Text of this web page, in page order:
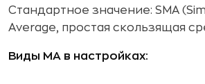
Стандартное значение: SMA
Average, простая скользящая
Виды MA в настройках: